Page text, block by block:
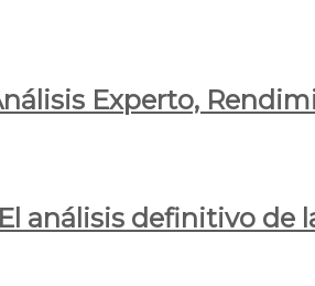
Experto,
análisis definitivo de